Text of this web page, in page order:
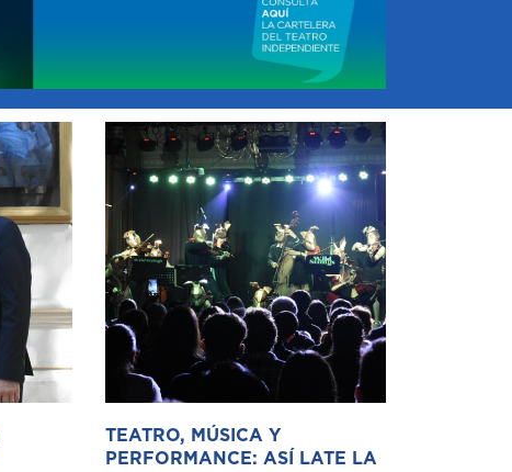
TEATRO, MÚSICA Y
PERFORMANCE: ASÍ LATE LA